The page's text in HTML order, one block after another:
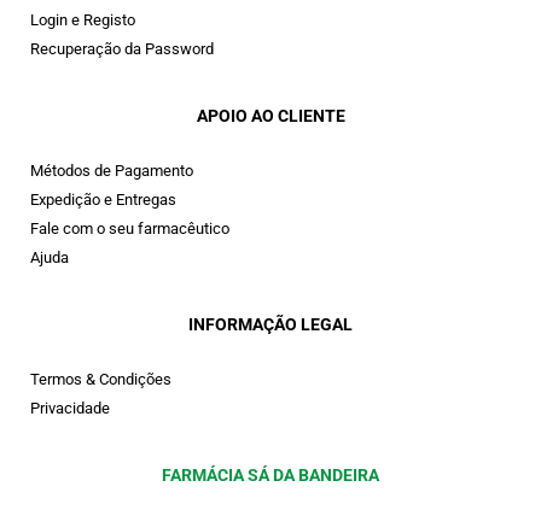
Login e Registo
Recuperação da Password
APOIO AO CLIENTE
Métodos de Pagamento
Expedição e Entregas
Fale com o seu farmacêutico
Ajuda
INFORMAÇÃO LEGAL
Termos & Condições
Privacidade
FARMÁCIA SÁ DA BANDEIRA